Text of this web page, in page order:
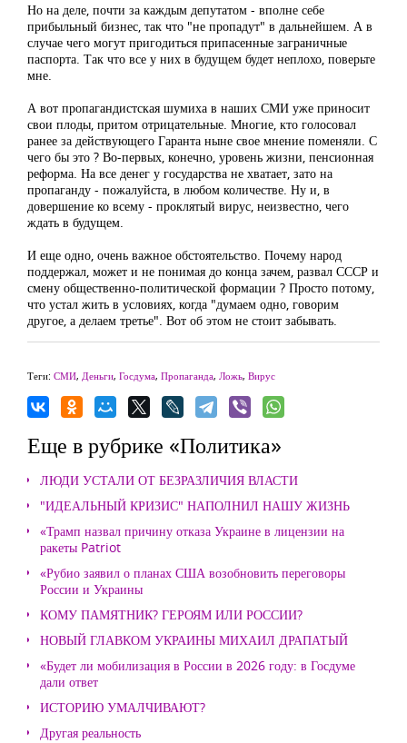
Но на деле, почти за каждым депутатом - вполне себе
прибыльный бизнес, так что "не пропадут" в дальнейшем. А в
случае чего могут пригодиться припасенные заграничные
паспорта. Так что все у них в будущем будет неплохо, поверьте
мне.
А вот пропагандистская шумиха в наших СМИ уже приносит
свои плоды, притом отрицательные. Многие, кто голосовал
ранее за действующего Гаранта ныне свое мнение поменяли. С
чего бы это ? Во-первых, конечно, уровень жизни, пенсионная
реформа. На все денег у государства не хватает, зато на
пропаганду - пожалуйста, в любом количестве. Ну и, в
довершение ко всему - проклятый вирус, неизвестно, чего
ждать в будущем.
И еще одно, очень важное обстоятельство. Почему народ
поддержал, может и не понимая до конца зачем, развал СССР и
смену общественно-политической формации ? Просто потому,
что устал жить в условиях, когда "думаем одно, говорим
другое, а делаем третье". Вот об этом не стоит забывать.
Теги: СМИ, Деньги, Госдума, Пропаганда, Ложь, Вирус
Еще в рубрике «Политика»
ЛЮДИ УСТАЛИ ОТ БЕЗРАЗЛИЧИЯ ВЛАСТИ
"ИДЕАЛЬНЫЙ КРИЗИС" НАПОЛНИЛ НАШУ ЖИЗНЬ
«Трамп назвал причину отказа Украине в лицензии на
ракеты Patriot
«Рубио заявил о планах США возобновить переговоры
России и Украины
КОМУ ПАМЯТНИК? ГЕРОЯМ ИЛИ РОССИИ?
НОВЫЙ ГЛАВКОМ УКРАИНЫ МИХАИЛ ДРАПАТЫЙ
«Будет ли мобилизация в России в 2026 году: в Госдуме
дали ответ
ИСТОРИЮ УМАЛЧИВАЮТ?
Другая реальность